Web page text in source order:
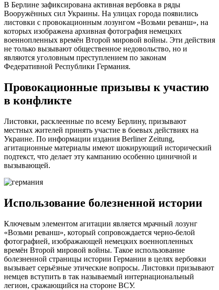
В Берлине зафиксирована активная вербовка в ряды
Вооружённых сил Украины. На улицах города появились
листовки с провокационным лозунгом «Возьми реванш», на
которых изображена архивная фотография немецких
военнопленных времён Второй мировой войны. Эти действия
не только вызывают общественное недовольство, но и
являются уголовным преступлением по законам
Федеративной Республики Германия.
Провокационные призывы к участию
в конфликте
Листовки, расклеенные по всему Берлину, призывают
местных жителей принять участие в боевых действиях на
Украине. По информации издания Berliner Zeitung,
агитационные материалы имеют шокирующий исторический
подтекст, что делает эту кампанию особенно циничной и
вызывающей.
Использование болезненной истории
Ключевым элементом агитации является мрачный лозунг
«Возьми реванш», который сопровождается черно-белой
фотографией, изображающей немецких военнопленных
времён Второй мировой войны. Такое использование
болезненной страницы истории Германии в целях вербовки
вызывает серьёзные этические вопросы. Листовки призывают
немцев вступить в так называемый интернациональный
легион, сражающийся на стороне ВСУ.